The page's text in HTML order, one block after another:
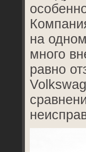
на
много
равно